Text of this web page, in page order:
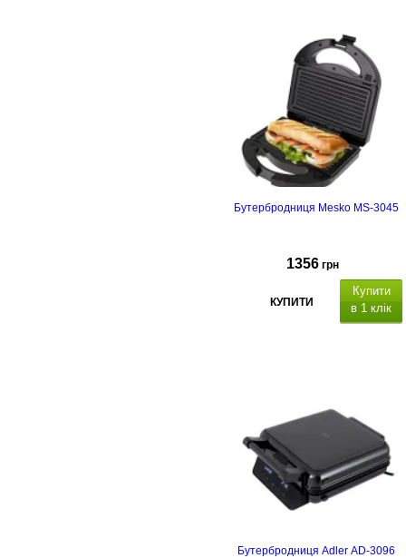
Бутербродниця Mesko MS-3045
1356 грн
КУПИТИ
Купити
в 1 клік
Бутербродниця Adler AD-3096